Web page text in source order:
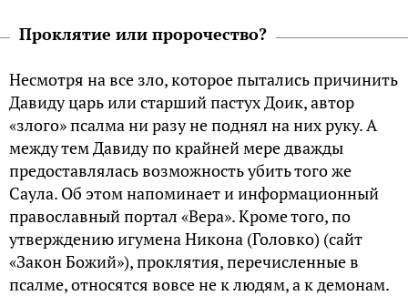
Проклятие или пророчество?
Несмотря на все зло, которое пытались причинить
Давиду царь или старший пастух Доик, автор
«злого» псалма ни разу не поднял на них руку. А
между тем Давиду по крайней мере дважды
предоставлялась возможность убить того же
Саула. Об этом напоминает и информационный
православный портал «Вера». Кроме того, по
утверждению игумена Никона (Головко) (сайт
«Закон Божий»), проклятия, перечисленные в
псалме, относятся вовсе не к людям, а к демонам.